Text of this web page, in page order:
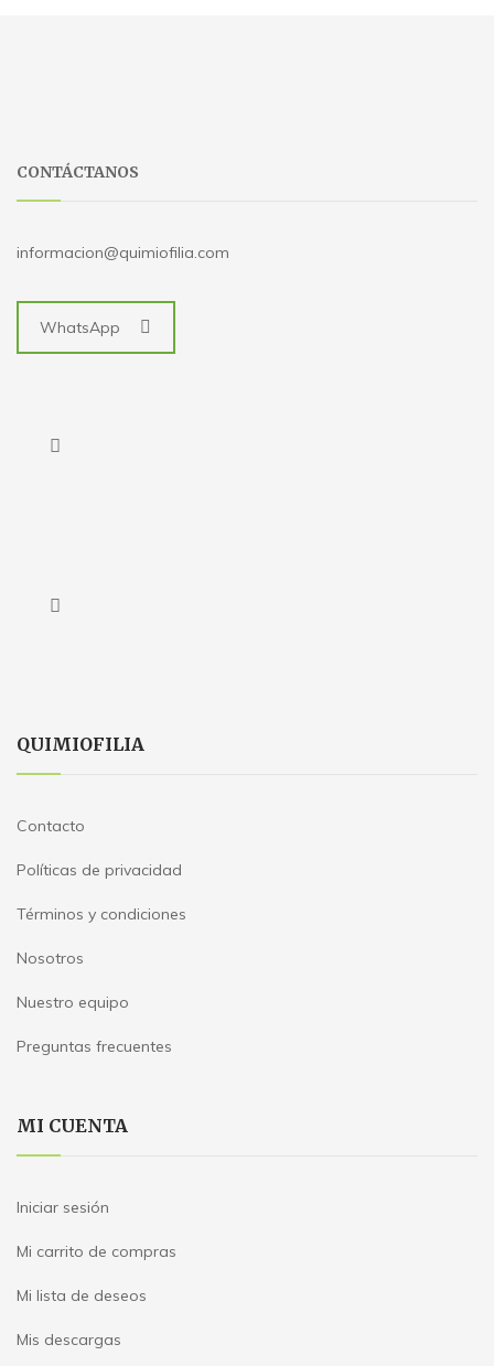
CONTÁCTANOS
informacion@quimiofilia.com
WhatsApp
QUIMIOFILIA
Contacto
Políticas de privacidad
Términos y condiciones
Nosotros
Nuestro equipo
Preguntas frecuentes
MI CUENTA
Iniciar sesión
Mi carrito de compras
Mi lista de deseos
Mis descargas